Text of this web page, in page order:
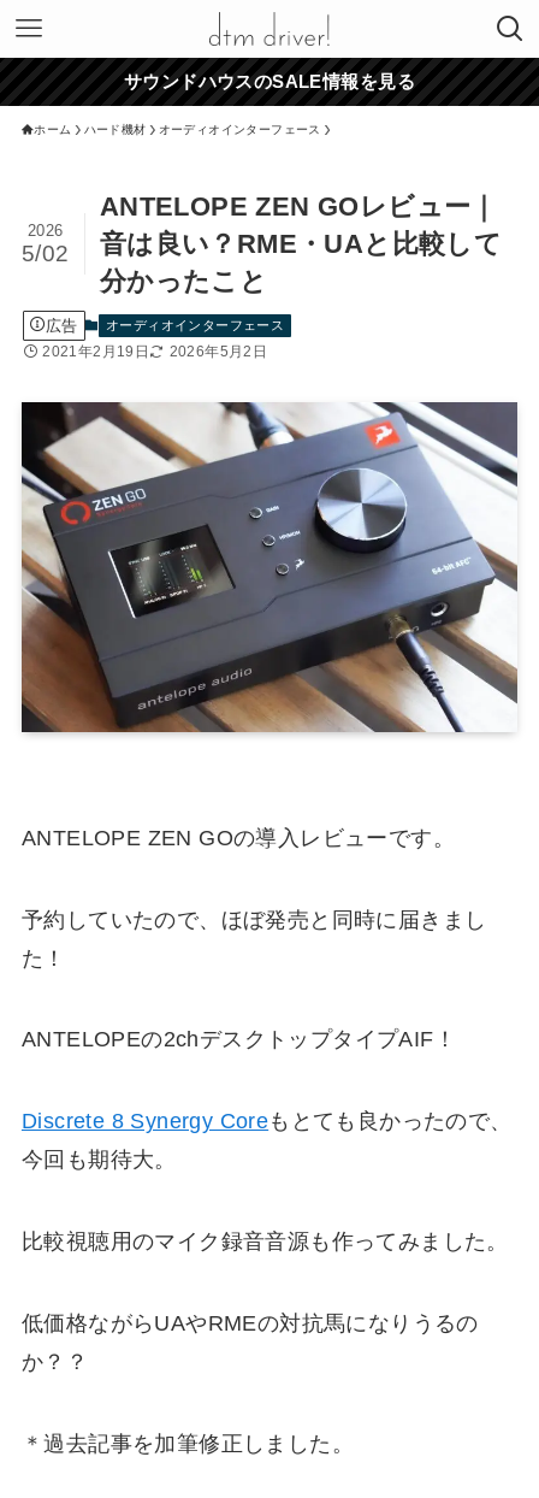
サウンドハウスのSALE情報を見る
ホーム ハード機材 オーディオインターフェース
ANTELOPE ZEN GOレビュー｜
音は良い？RME・UAと比較して
分かったこと
2026
5/02
広告 オーディオインターフェース
2021年2月19日 2026年5月2日
ANTELOPE ZEN GOの導入レビューです。
予約していたので、ほぼ発売と同時に届きまし
た！
ANTELOPEの2chデスクトップタイプAIF！
Discrete 8 Synergy Coreもとても良かったので、
今回も期待大。
比較視聴用のマイク録音音源も作ってみました。
低価格ながらUAやRMEの対抗馬になりうるの
か？？
＊過去記事を加筆修正しました。